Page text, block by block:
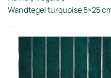
Wandtegel turquoise 5×25